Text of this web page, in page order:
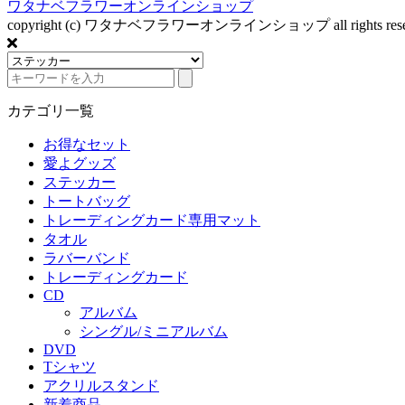
ワタナベフラワーオンラインショップ
copyright (c) ワタナベフラワーオンラインショップ all rights
カテゴリ一覧
お得なセット
愛よグッズ
ステッカー
トートバッグ
トレーディングカード専用マット
タオル
ラバーバンド
トレーディングカード
CD
アルバム
シングル/ミニアルバム
DVD
Tシャツ
アクリルスタンド